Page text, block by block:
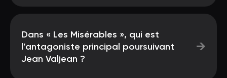
Dans « Les Misérables », qui est
l’antagoniste principal poursuivant
Jean Valjean ?
→